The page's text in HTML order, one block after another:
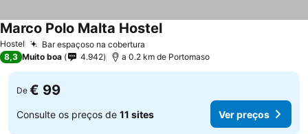
Hostel Bar espaçoso na cobertura
Marco Polo Malta HostelVer preços
8,3 Muito boa 4.942 a 0.2 km de Portomaso
De € 99
Consulte os preços de 11 sites Ver preços